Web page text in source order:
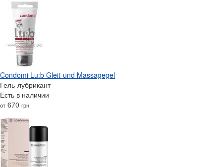
Condomi Lu:b Gleit-und Massagegel
Гель-лубрикант
Есть в наличии
от 670 грн